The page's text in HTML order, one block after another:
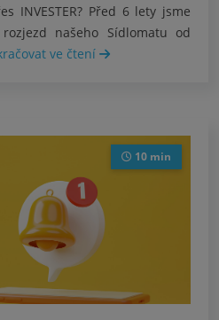
INVESTER? Před 6 lety jsme
našeho Sídlomatu od
ve čtení
10 min